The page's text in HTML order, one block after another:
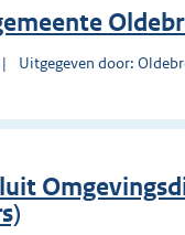
Uitgegeven door: